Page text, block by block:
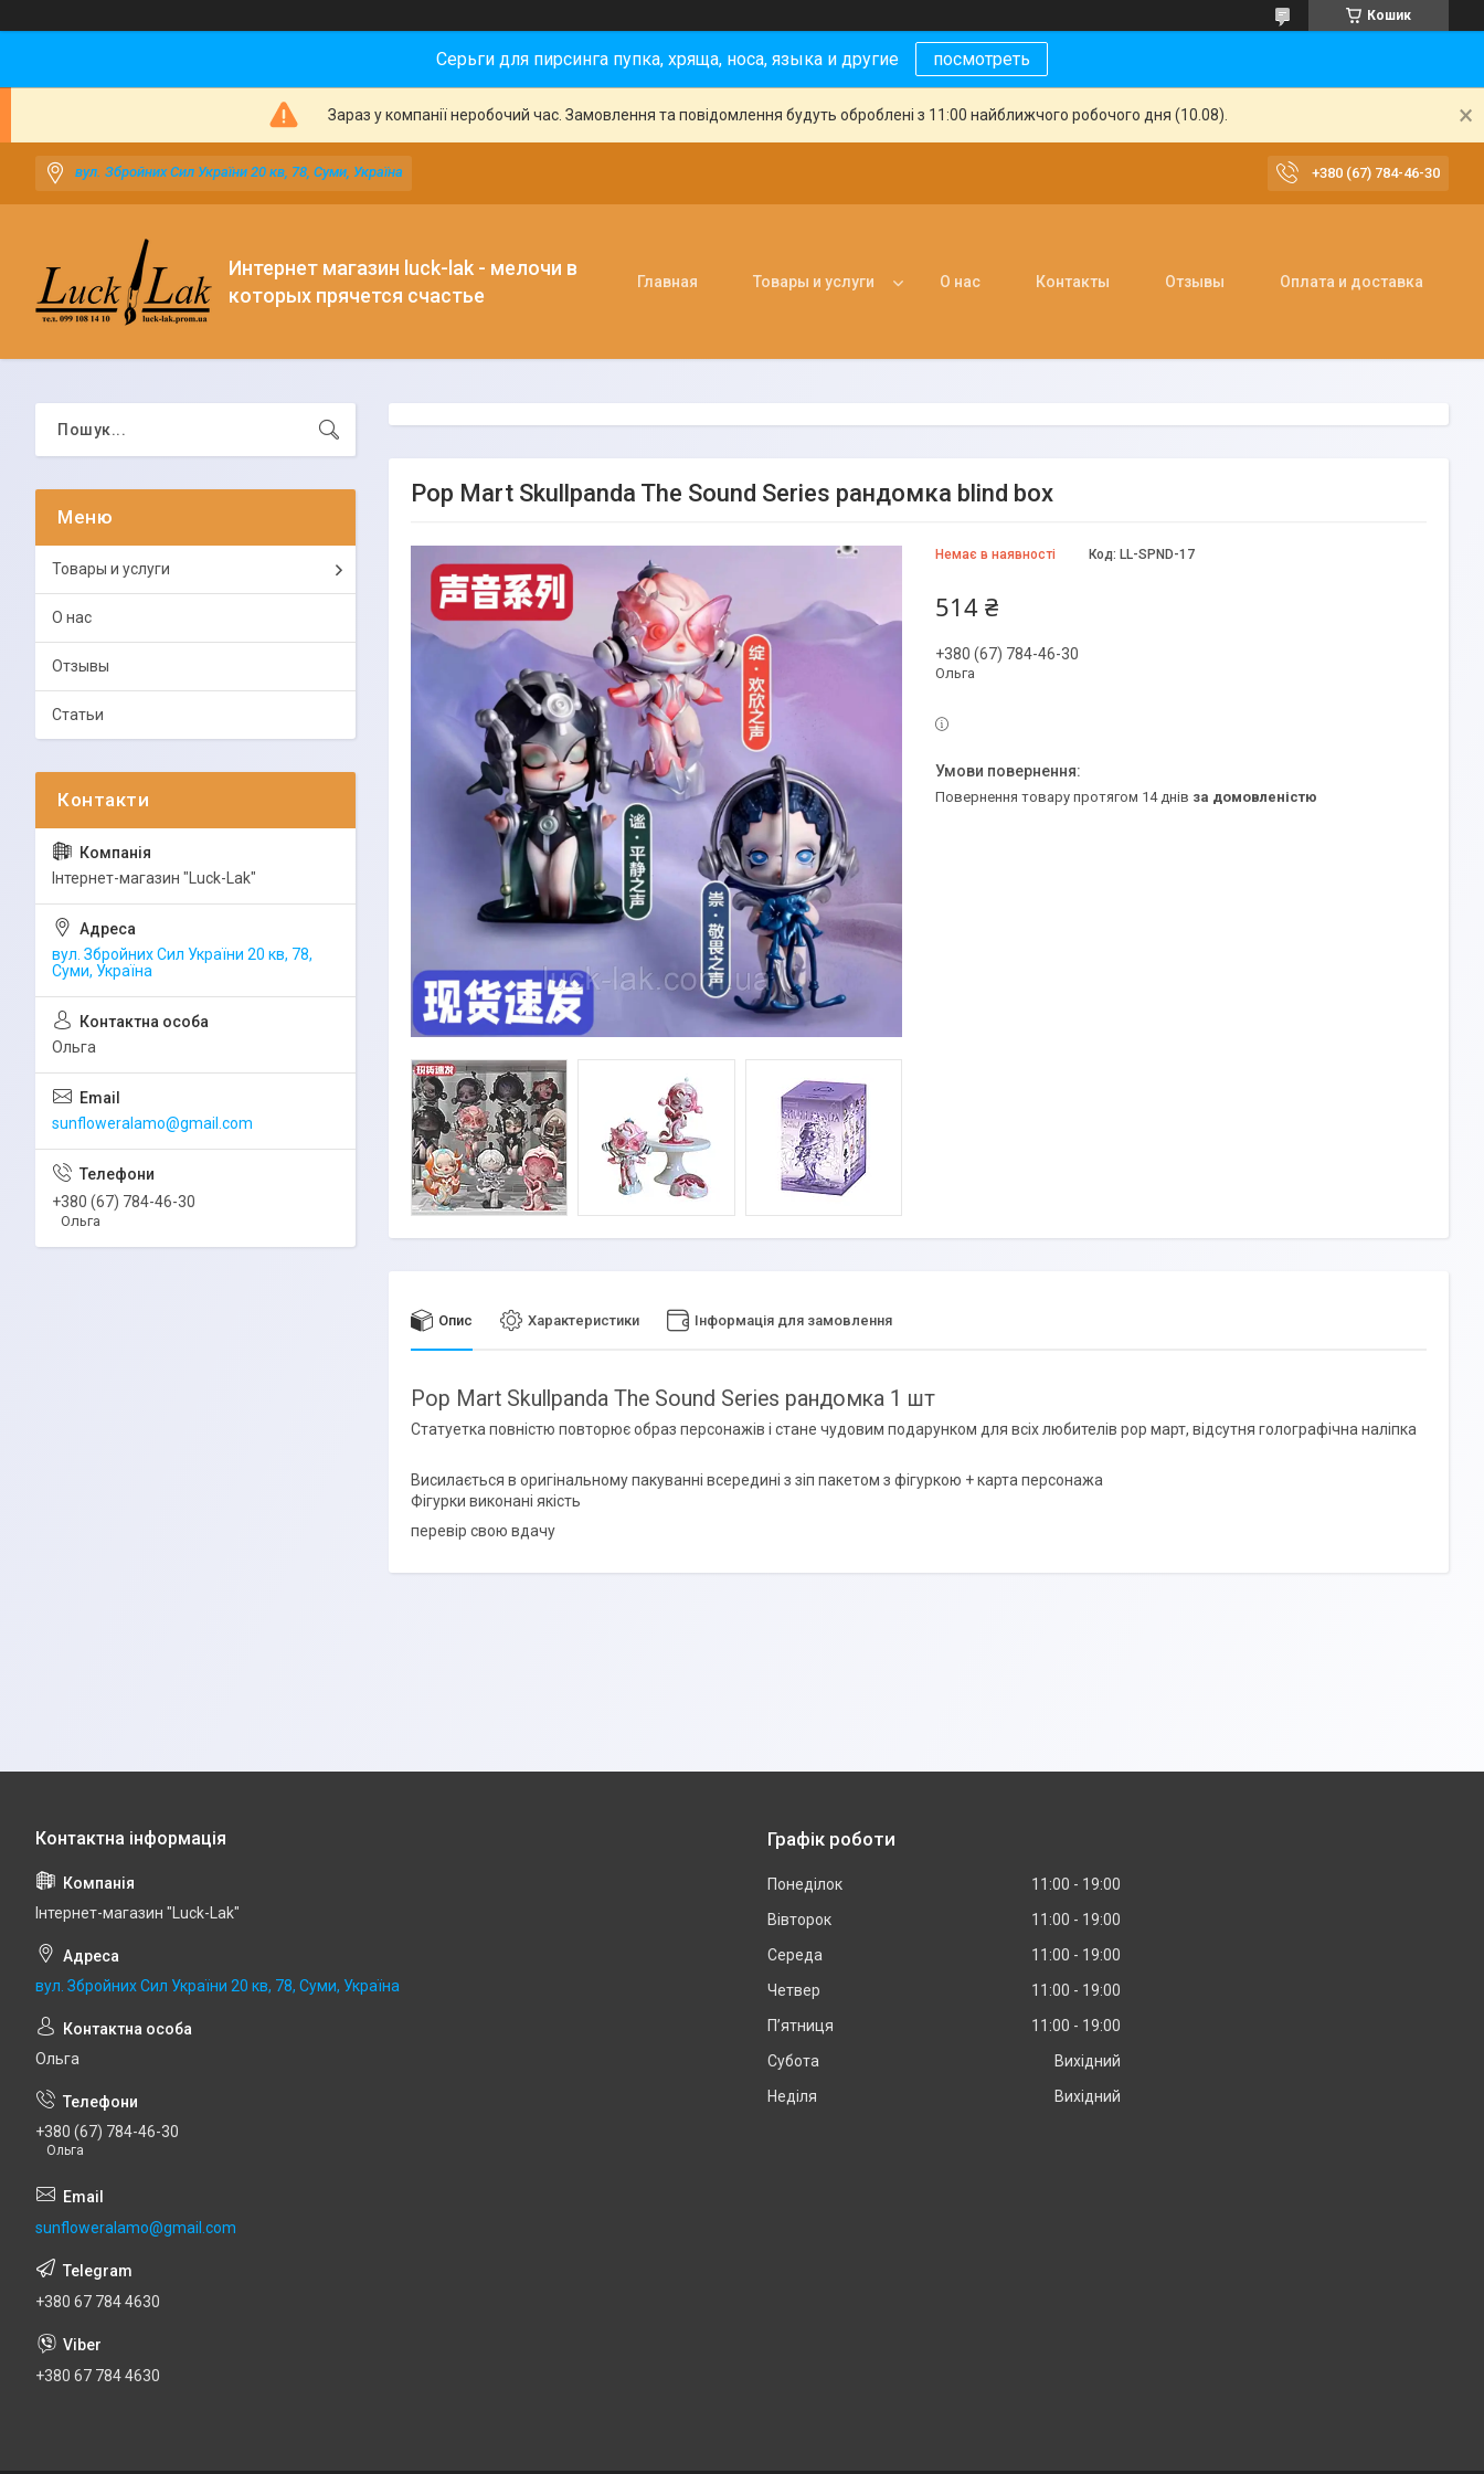
Кошик
Серьги для пирсинга пупка, хряща, носа, языка и другие посмотреть
Зараз у компанії неробочий час. Замовлення та повідомлення будуть оброблені з 11:00 найближчого робочого дня (10.08).
вул. Збройних Сил України 20 кв, 78, Суми, Україна +380 (67) 784-46-30
Интернет магазин luck-lak - мелочи в
которых прячется счастье
Главная Товары и услуги О нас Контакты Отзывы Оплата и доставка
Pop Mart Skullpanda The Sound Series рандомка blind box
Немає в наявності Код: LL-SPND-17
514 ₴
+380 (67) 784-46-30
Ольга
повернення товару протягом 14 днів за домовленістю
Опис Характеристики Інформація для замовлення
Pop Mart Skullpanda The Sound Series рандомка 1 шт
Статуетка повністю повторює образ персонажів і стане чудовим подарунком для всіх любителів рор март, відсутня голографічна наліпка
Висилається в оригінальному пакуванні всередині з зіп пакетом з фігуркою + карта персонажа
Фігурки виконані якість
перевір свою вдачу
Товары и услуги
О нас
Отзывы
Статьи
Інтернет-магазин "Luck-Lak"
вул. Збройних Сил України 20 кв, 78,
Суми, Україна
Ольга
sunfloweralamo@gmail.com
+380 (67) 784-46-30
Ольга
Інтернет-магазин "Luck-Lak"
вул. Збройних Сил України 20 кв, 78, Суми, Україна
Ольга
+380 (67) 784-46-30
Ольга
sunfloweralamo@gmail.com
+380 67 784 4630
+380 67 784 4630
Графік роботи
Понеділок 11:00
19:00
Вівторок
11:00
19:00
Середа
11:00
19:00
Четвер
11:00
19:00
Пʼятниця
11:00
19:00
Субота
Вихідний
Неділя
Вихідний